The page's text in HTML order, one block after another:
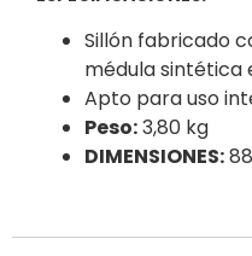
Sillón fabricado
médula sintética
Apto para uso
Peso:3,80 kg
DIMENSIONES: